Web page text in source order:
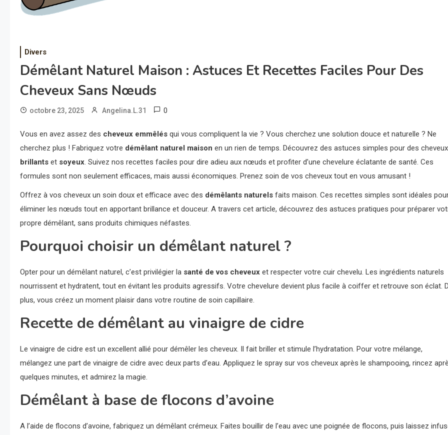
Divers
Démêlant Naturel Maison : Astuces Et Recettes Faciles Pour Des
Cheveux Sans Nœuds
octobre 23, 2025 Angelina.L.31 0
Vous en avez assez des cheveux emmêlés qui vous compliquent la vie ? Vous cherchez une solution douce et naturelle ? Ne
cherchez plus ! Fabriquez votre démêlant naturel maison en un rien de temps. Découvrez des astuces simples pour des cheveux
brillants et soyeux. Suivez nos recettes faciles pour dire adieu aux nœuds et profiter d’une chevelure éclatante de santé. Ces
formules sont non seulement efficaces, mais aussi économiques. Prenez soin de vos cheveux tout en vous amusant !
Offrez à vos cheveux un soin doux et efficace avec des démêlants naturels faits maison. Ces recettes simples sont idéales
éliminer les nœuds tout en apportant brillance et douceur. A travers cet article, découvrez des astuces pratiques pour préparer
propre démêlant, sans produits chimiques néfastes.
Pourquoi choisir un démêlant naturel ?
Opter pour un démêlant naturel, c’est privilégier la santé de vos cheveux et respecter votre cuir chevelu. Les ingrédients naturels
nourrissent et hydratent, tout en évitant les produits agressifs. Votre chevelure devient plus facile à coiffer et retrouve son éclat.
plus, vous créez un moment plaisir dans votre routine de soin capillaire.
Recette de démêlant au vinaigre de cidre
Le vinaigre de cidre est un excellent allié pour démêler les cheveux. Il fait briller et stimule l’hydratation. Pour votre mélange,
mélangez une part de vinaigre de cidre avec deux parts d’eau. Appliquez le spray sur vos cheveux après le shampooing, rincez
quelques minutes, et admirez la magie.
Démêlant à base de flocons d’avoine
A l’aide de flocons d’avoine, fabriquez un démêlant crémeux. Faites bouillir de l’eau avec une poignée de flocons, puis laissez